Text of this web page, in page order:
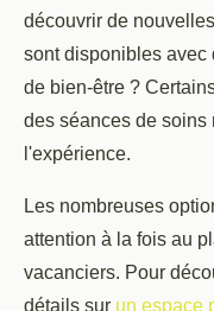
découvrir de
sont disponibles avec
de bien-être ?
des séances de soins
l'expérience.
Les nombreuses
attention à la fois au
vacanciers. Pour
détails sur un espace